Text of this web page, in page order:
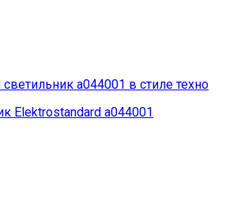
Elektrostandard a044001